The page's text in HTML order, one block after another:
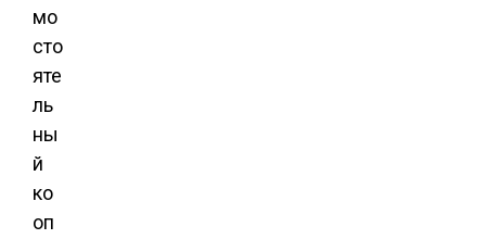
мо
сто
яте
ль
ны
й
ко
оп